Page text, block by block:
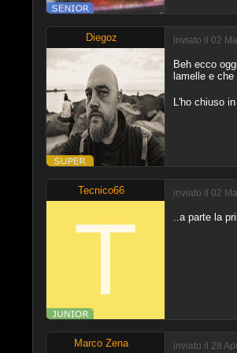
Diegoz inviato il 02
Beh ecco
lamelle e che
L'ho chiuso
Tecnico66 inviato il 02
..a parte la
Marco Zena inviato il 28